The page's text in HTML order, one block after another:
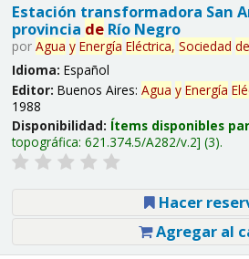
Estación transformadora San
provincia deRío Negro
por Agua y Energía Eléctrica, Sociedad de
Idioma: Español
Editor: Buenos Aires: Agua y Energía
1988
Disponibilidad: Ítems disponibles
topográfica: 621.374.5/A282/v.2 (3).
Hacer
Agregar al